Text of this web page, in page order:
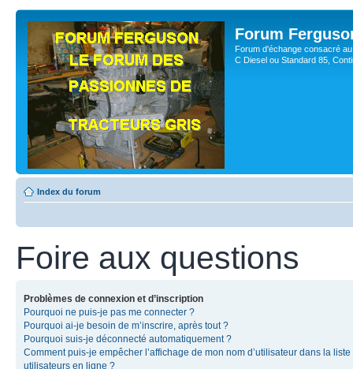
Forum
Forum d'échange consacré
C Diesel ou Standard 85,
Index du forum
Foire aux questions
Problèmes de connexion et d’inscription
Pourquoi ne puis-je pas me connecter ?
Pourquoi ai-je besoin de m’inscrire, après tout ?
Pourquoi suis-je déconnecté automatiquement ?
Comment puis-je empêcher l’affichage de mon nom d’utilisateur dans la liste
utilisateurs en ligne ?